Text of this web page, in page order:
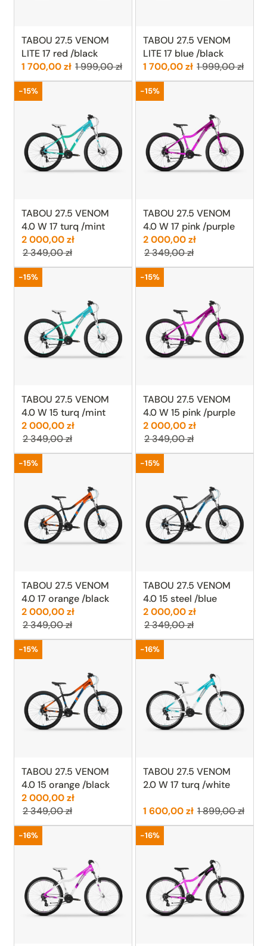
TABOU 27.5 VENOM
LITE 17 red /black
Cena:
1 700,00 zł Poprzednia cena:
1 999,00 zł
TABOU 27.5 VENOM
LITE 17 blue /black
Cena:
1 700,00 zł Poprzednia
1 999,00 zł
TABOU 27.5 VENOM
4.0 W 17 turq /mint
Cena:
2 000,00 złPoprzednia cena:
2 349,00 zł
Promocja
-15%
TABOU 27.5 VENOM
4.0 W 17 pink /purple
Cena:
2 000,00 złPoprzednia
2 349,00 zł
Promocja
-15%
TABOU 27.5 VENOM
4.0 W 15 turq /mint
Cena:
2 000,00 złPoprzednia cena:
2 349,00 zł
Promocja
-15%
TABOU 27.5 VENOM
4.0 W 15 pink /purple
Cena:
2 000,00 złPoprzednia
2 349,00 zł
Promocja
-15%
TABOU 27.5 VENOM
4.0 17 orange /black
Cena:
2 000,00 złPoprzednia cena:
2 349,00 zł
Promocja
-15%
TABOU 27.5 VENOM
4.0 15 steel /blue
Cena:
2 000,00 złPoprzednia
2 349,00 zł
Promocja
-15%
TABOU 27.5 VENOM
4.0 15 orange /black
Cena:
2 000,00 złPoprzednia cena:
2 349,00 zł
Promocja
-15%
TABOU 27.5 VENOM
2.0 W 17 turq /white
Cena:
1 600,00 zł Poprzednia
1 899,00 zł
Promocja
-16%
Promocja
-16% Promocja
-16%